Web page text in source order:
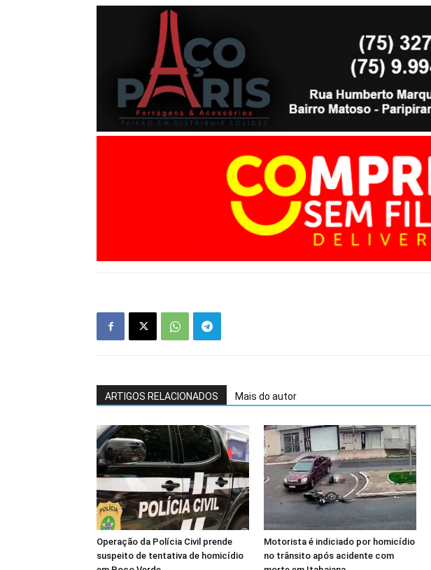
ARTIGOS RELACIONADOS Mais do autor
Operação da Polícia Civil prende
suspeito de tentativa de homicídio
Motorista é indiciado por homicídio
no trânsito após acidente com